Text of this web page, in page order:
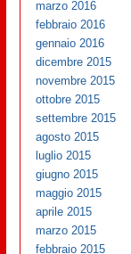
marzo 2016
febbraio 2016
gennaio 2016
dicembre 2015
novembre 2015
ottobre 2015
settembre 2015
agosto 2015
luglio 2015
giugno 2015
maggio 2015
aprile 2015
marzo 2015
febbraio 2015